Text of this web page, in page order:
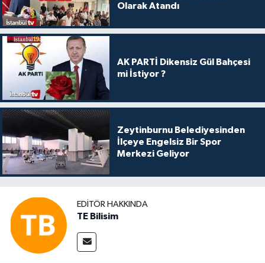
Olarak Atandı
AK PARTİ Dikensiz Gül Bahçesi
mi İstiyor ?
Zeytinburnu Belediyesinden
İlçeye Engelsiz Bir Spor
Merkezi Geliyor
EDITÖR HAKKINDA
TE Bilisim